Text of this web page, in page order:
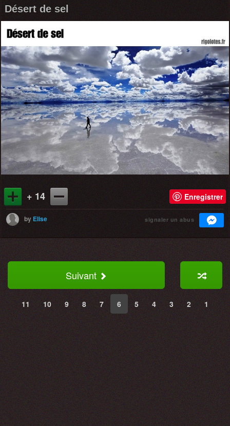
Désert de sel
+ 14 Enregistrer
by Elise signaler un abus
Suivant
11 10 9 8 7 6 5 4 3 2 1